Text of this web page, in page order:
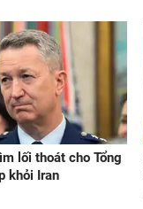
lối thoát cho Tổng
khỏi Iran